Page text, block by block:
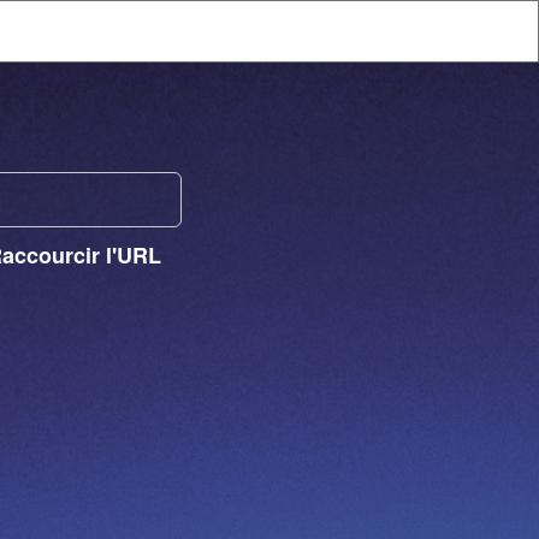
Raccourcir l'URL